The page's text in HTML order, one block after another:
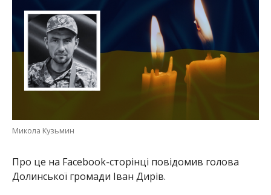
Микола Кузьмин
Про це на Facebook-сторінці повідомив голова
Долинської громади Іван Дирів.